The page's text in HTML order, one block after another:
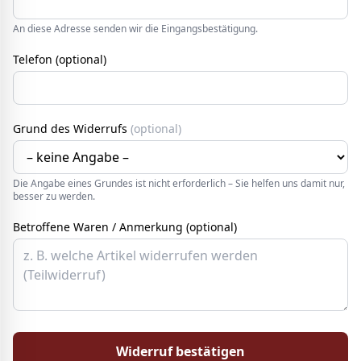
An diese Adresse senden wir die Eingangsbestätigung.
Telefon (optional)
Grund des Widerrufs (optional)
Die Angabe eines Grundes ist nicht erforderlich – Sie helfen uns damit nur,
besser zu werden.
Betroffene Waren / Anmerkung (optional)
Widerruf bestätigen